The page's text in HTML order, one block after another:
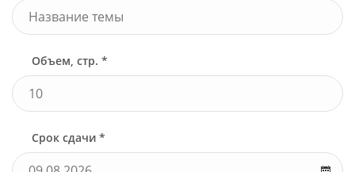
Объем, стр. *
Срок сдачи *